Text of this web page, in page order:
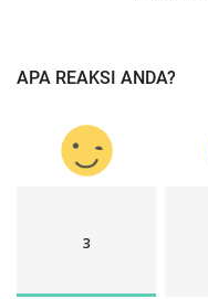
APA REAKSI ANDA?
3